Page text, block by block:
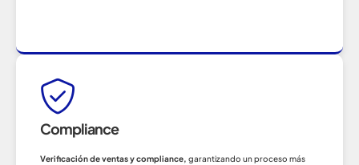
Compliance
Verificación de ventas y compliance, garantizando un proceso más